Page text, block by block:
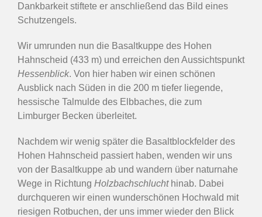
Dankbarkeit stiftete er anschließend das Bild eines
Schutzengels.
Wir umrunden nun die Basaltkuppe des Hohen
Hahnscheid (433 m) und erreichen den Aussichtspunkt
Hessenblick. Von hier haben wir einen schönen
Ausblick nach Süden in die 200 m tiefer liegende,
hessische Talmulde des Elbbaches, die zum
Limburger Becken überleitet.
Nachdem wir wenig später die Basaltblockfelder des
Hohen Hahnscheid passiert haben, wenden wir uns
von der Basaltkuppe ab und wandern über naturnahe
Wege in Richtung Holzbachschlucht hinab. Dabei
durchqueren wir einen wunderschönen Hochwald mit
riesigen Rotbuchen, der uns immer wieder den Blick